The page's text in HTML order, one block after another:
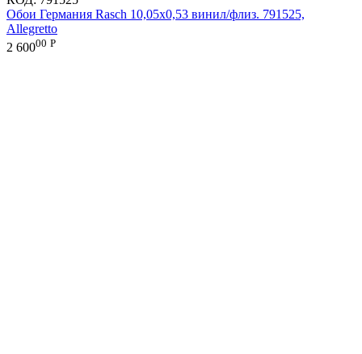
Обои Германия Rasch 10,05x0,53 винил/флиз. 791525,
Allegretto
2 60000 Р